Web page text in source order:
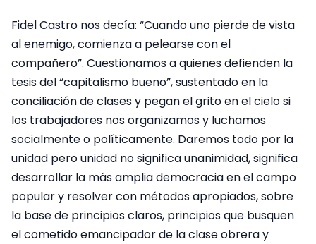
Fidel Castro nos decía: “Cuando uno pierde de vista
al enemigo, comienza a pelearse con el
compañero”. Cuestionamos a quienes defienden la
tesis del “capitalismo bueno”, sustentado en la
conciliación de clases y pegan el grito en el cielo si
los trabajadores nos organizamos y luchamos
socialmente o políticamente. Daremos todo por la
unidad pero unidad no significa unanimidad, significa
desarrollar la más amplia democracia en el campo
popular y resolver con métodos apropiados, sobre
la base de principios claros, principios que busquen
el cometido emancipador de la clase obrera y